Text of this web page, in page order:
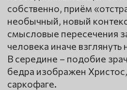
собственно, приём
необычный, новый
смысловые пересечения
человека иначе
В середине – подобие
бедра изображен
саркофаге.